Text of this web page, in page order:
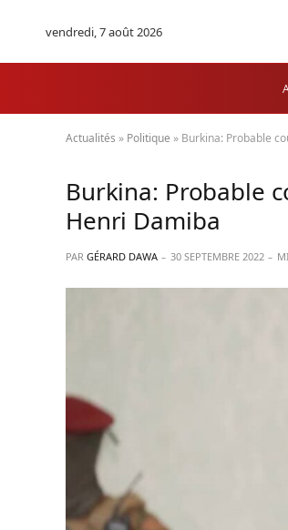
vendredi, 7 août 2026
Actualités » Politique » Burkina: Probable
Burkina: Probable
Henri Damiba
PAR GÉRARD DAWA 30 SEPTEMBRE 2022